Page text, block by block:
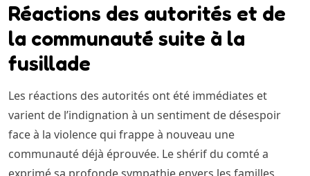
Réactions des autorités et de
la communauté suite à la
fusillade
Les réactions des autorités ont été immédiates et
varient de l’indignation à un sentiment de désespoir
face à la violence qui frappe à nouveau une
communauté déjà éprouvée. Le shérif du comté a